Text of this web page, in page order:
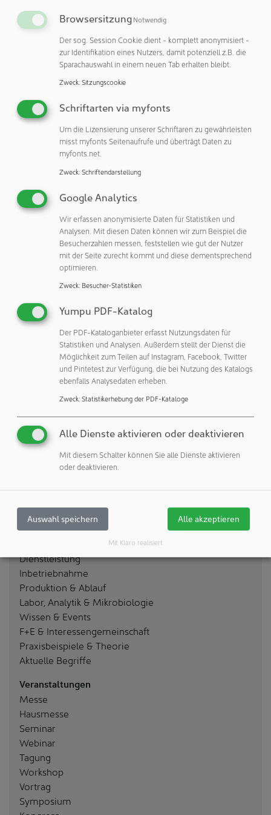
NEWSLETTER, NEWSFLASH, NEWSEXTRA
und EXPERTEN VERZEICHNIS
Bleiben Sie auf dem Laufenden und abonnieren
Sie unseren monatlichen eMail-NEWSLETTER
und unseren NEWSFLASH sowie NEWSEXTRA.
Lassen Sie sich zusätzlich mit unserem
gedruckten JAHRBUCH darüber informieren, was
in der Welt der Reinräume passiert. Und
erfahren Sie mit unserem Verzeichnis, wer die
EXPERTEN im Reinraum sind.
News
Unternehmen & Personen
Gebäude & Räume
Gebäudetechnik
Monitoring & Messtechnik
Bekleidung & Verpackung / Folien
Hygiene & Reinigung
Dienstleistung
Inbetriebnahme
Produktion & Ablauf
Labor, Analytik & Mikrobiologie
Wissen & Events
F+E & Interessengemeinschaft
Praxisbeispiele & Theorie
Aktuelle Begriffe
Veranstaltungen
Messe
Hausmesse
Seminar
Webinar
Tagung
Workshop
Vortrag
Symposium
Browsersitzung Notwendig
Der sog. Session Cookie dient - komplett anonymisiert -
zur Identifikation eines Nutzers, damit potenziell z.B. die
Sparachauswahl in einem neuen Tab erhalten bleibt.
Zweck: Sitzungscookie
Schriftarten via myfonts
Um die Lizensierung unserer Schriftaren zu gewährleisten
misst myfonts Seitenaufrufe und überträgt Daten zu
myfonts.net.
Zweck: Schriftendarstellung
Google Analytics
Wir erfassen anonymisierte Daten für Statistiken und
Analysen. Mit diesen Daten können wir zum Beispiel die
Besucherzahlen messen, feststellen wie gut der Nutzer
mit der Seite zurecht kommt und diese dementsprechend
optimieren.
Zweck: Besucher-Statistiken
Yumpu PDF-Katalog
Der PDF-Kataloganbieter erfasst Nutzungsdaten für
Statistiken und Analysen. Außerdem stellt der Dienst die
Möglichkeit zum Teilen auf Instagram, Facebook, Twitter
und Pintetest zur Verfügung, die bei Nutzung des Katalogs
ebenfalls Analysedaten erheben.
Zweck: Statistikerhebung der PDF-Kataloge
Alle Dienste aktivieren oder deaktivieren
Mit diesem Schalter können Sie alle Dienste aktivieren
oder deaktivieren.
Auswahl speichern Alle akzeptieren
Mit Klaro realisiert